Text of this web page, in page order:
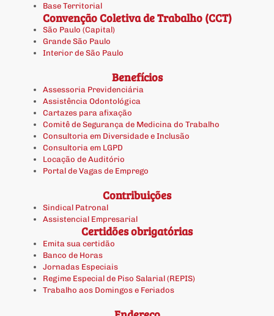
Base Territorial
Convenção Coletiva de Trabalho (CCT)
São Paulo (Capital)
Grande São Paulo
Interior de São Paulo
Benefícios
Assessoria Previdenciária
Assistência Odontológica
Cartazes para afixação
Comitê de Segurança de Medicina do Trabalho
Consultoria em Diversidade e Inclusão
Consultoria em LGPD
Locação de Auditório
Portal de Vagas de Emprego
Contribuições
Sindical Patronal
Assistencial Empresarial
Certidões obrigatórias
Emita sua certidão
Banco de Horas
Jornadas Especiais
Regime Especial de Piso Salarial (REPIS)
Trabalho aos Domingos e Feriados